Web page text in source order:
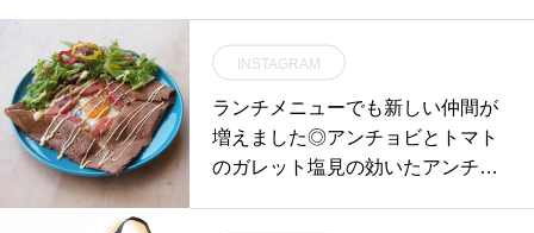
INSTAGRAM
ランチメニューでも新しい仲間が
増えました◎アンチョビとトマト
のガレット塩見の効いたアンチョ